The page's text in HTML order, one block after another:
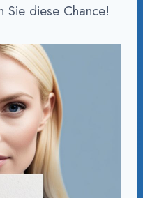
Sie diese Chance!